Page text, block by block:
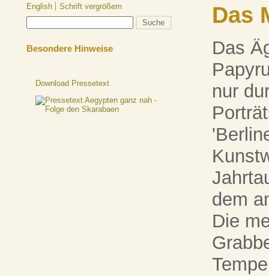
English Schrift vergrößern
Besondere Hinweise
Download Pressetext
Das
Das
nur
dem
Die